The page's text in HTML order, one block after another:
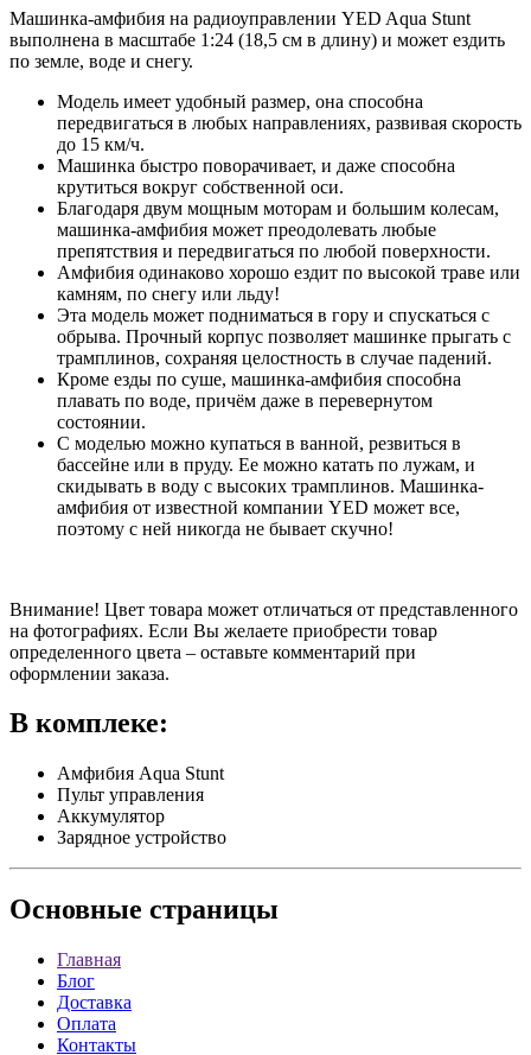
Машинка-амфибия на радиоуправлении YED Aqua Stunt
выполнена в масштабе 1:24 (18,5 см в длину) и может ездить
по земле, воде и снегу.
Модель имеет удобный размер, она способна
передвигаться в любых направлениях, развивая скорость
до 15 км/ч.
Машинка быстро поворачивает, и даже способна
крутиться вокруг собственной оси.
Благодаря двум мощным моторам и большим колесам,
машинка-амфибия может преодолевать любые
препятствия и передвигаться по любой поверхности.
Амфибия одинаково хорошо ездит по высокой траве или
камням, по снегу или льду!
Эта модель может подниматься в гору и спускаться с
обрыва. Прочный корпус позволяет машинке прыгать с
трамплинов, сохраняя целостность в случае падений.
Кроме езды по суше, машинка-амфибия способна
плавать по воде, причём даже в перевернутом
состоянии.
С моделью можно купаться в ванной, резвиться в
бассейне или в пруду. Ее можно катать по лужам, и
скидывать в воду с высоких трамплинов. Машинка-
амфибия от известной компании YED может все,
поэтому с ней никогда не бывает скучно!
Внимание! Цвет товара может отличаться от представленного
на фотографиях. Если Вы желаете приобрести товар
определенного цвета – оставьте комментарий при
оформлении заказа.
В комплеке:
Амфибия Aqua Stunt
Пульт управления
Аккумулятор
Зарядное устройство
Основные страницы
Главная
Блог
Доставка
Оплата
Контакты